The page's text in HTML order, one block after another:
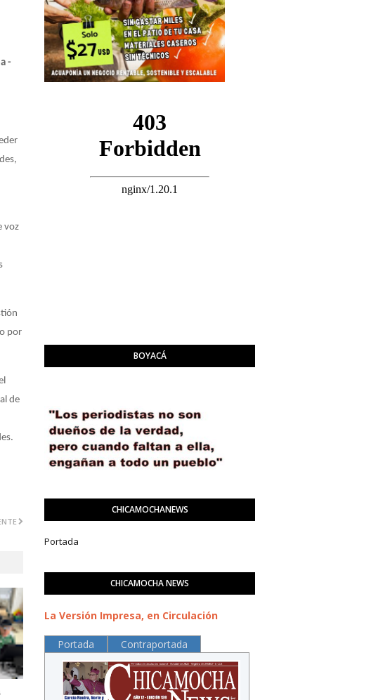
-
voz
por
de
BOYACÁ
CHICAMOCHANEWS
Portada
CHICAMOCHA NEWS
La Versión Impresa, en Circulación
Portada Contraportada